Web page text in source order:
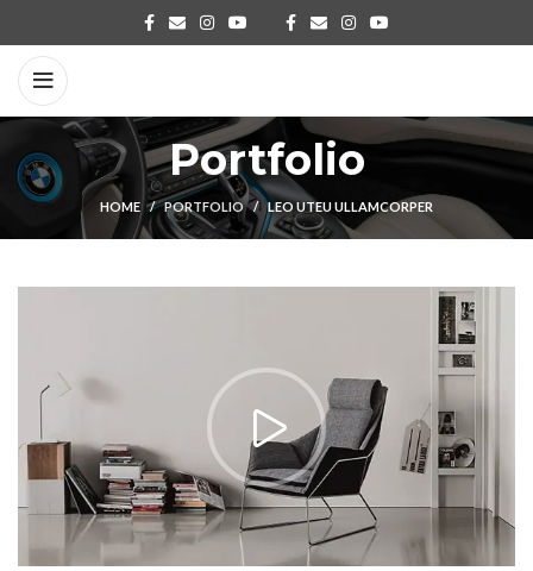
Portfolio
HOME PORTFOLIO LEO UTEU ULLAMCORPER